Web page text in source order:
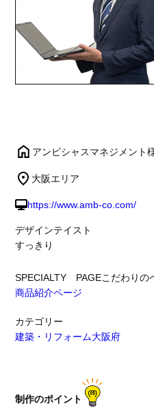
アンビシャスマネジメント
大阪エリア
https://www.amb-co.com/
デザインテイスト
すっきり
SPECIALTY PAGEこだわりの
商品紹介ページ
カテゴリー
建築・リフォーム大阪府
制作のポイント